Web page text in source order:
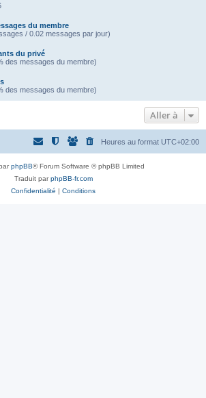
du membre
/ 0.02 messages par jour)
du privé
des messages du membre)
des messages du membre)
Aller à
Heures au format UTC+02:00
phpBB® Forum Software © phpBB Limited
Traduit parphpBB-fr.com
Confidentialité | Conditions